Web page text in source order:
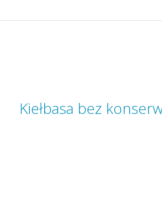
Kiełbasa bez